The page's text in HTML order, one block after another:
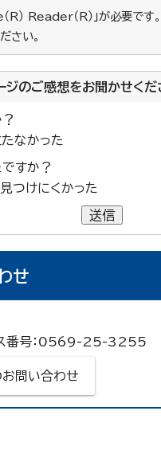
R） Reader（R）」が必要です
さい。
ジのご感想をお聞かせくだ
なかった
すか？
見つけにくかった
送信
せ
番号：0569-25-3255
問い合わせ